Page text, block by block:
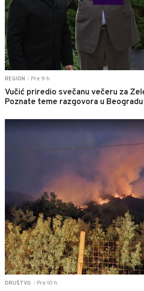
REGION Pre 9 h
Vučić priredio svečanu večeru za
Poznate teme razgovora u
DRUŠTVO Pre 10 h